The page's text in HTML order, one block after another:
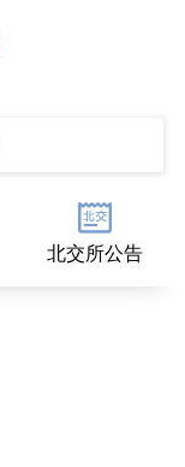
北交所公告